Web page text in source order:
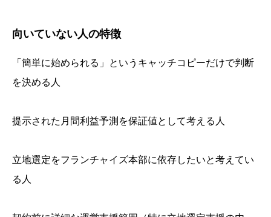
向いていない人の特徴
「簡単に始められる」というキャッチコピーだけで判断
を決める人
提示された月間利益予測を保証値として考える人
立地選定をフランチャイズ本部に依存したいと考えてい
る人